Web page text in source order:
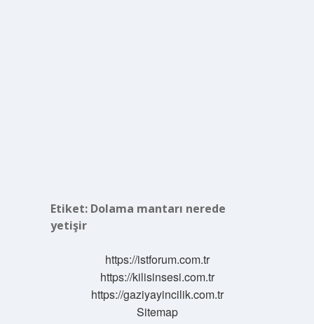
Etiket: Dolama mantarı nerede
yetişir
https://istforum.com.tr
https://kilisinsesi.com.tr
https://gaziyayincilik.com.tr
Sitemap